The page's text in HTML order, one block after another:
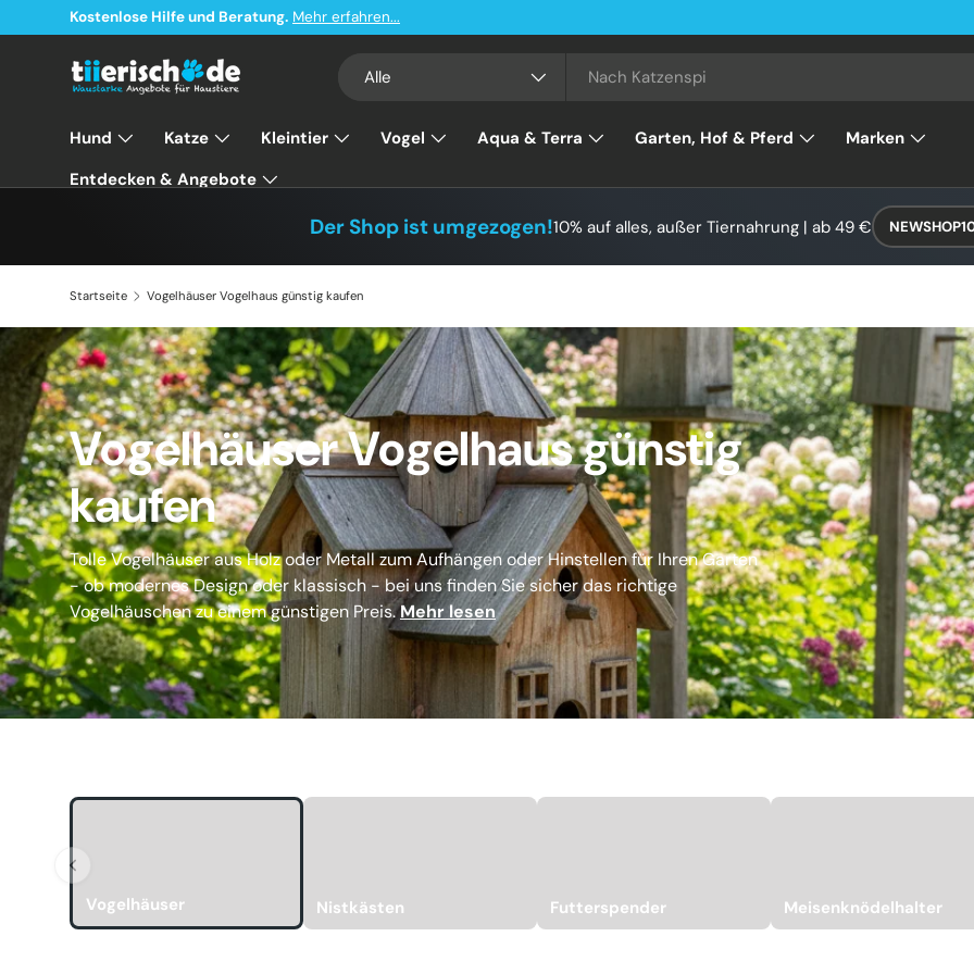
Direkt zum Inhalt
Kostenlose Hilfe und Beratung. Mehr erfahren...
Alle
Hund Katze Kleintier Vogel Aqua & Terra Garten, Hof & Pferd
Marken
Entdecken & Angebote
Der Shop ist umgezogen!10% auf alles, außer Tiernahrung | ab 49 €
Startseite Vogelhäuser Vogelhaus günstig kaufen
Vogelhäuser Vogelhaus günstig
kaufen
Tolle Vogelhäuser aus Holz oder Metall zum Aufhängen oder Hinstellen für Ihren Garten
- ob modernes Design oder klassisch - bei uns finden Sie sicher das richtige
Vogelhäuschen zu einem günstigen Preis.Mehr lesen
Vogelhäuser Nistkästen Futterspender Meisenknödelhalter